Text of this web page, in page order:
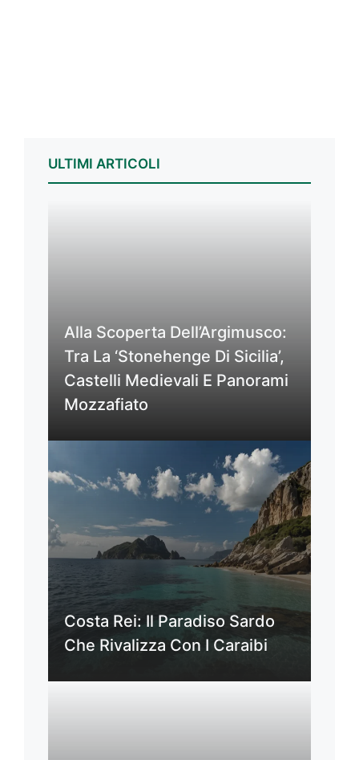
ULTIMI ARTICOLI
Alla Scoperta Dell’Argimusco:
Tra La ‘Stonehenge Di Sicilia’,
Castelli Medievali E Panorami
Mozzafiato
Costa Rei: Il Paradiso Sardo
Che Rivalizza Con I Caraibi